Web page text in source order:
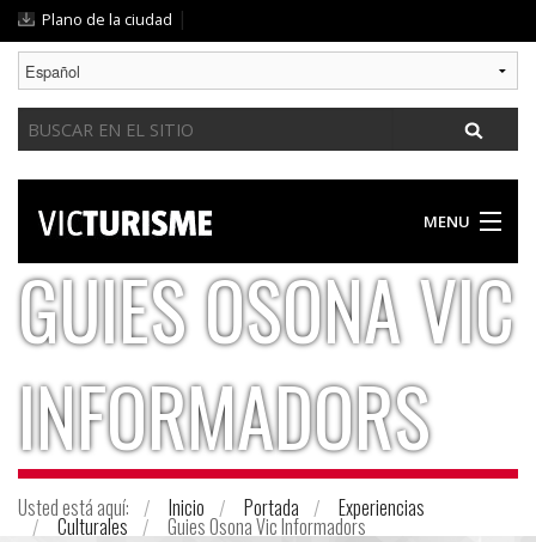
Plano de la ciudad |
Buscar
MENU
DESCUBRIR VIC
GASTRONOMIA / ALOJAMIENTO
GUÍA PRÁCTICA
GUIES OSONA VIC
INFORMADORS
Usted está aquí: Inicio Portada Experiencias
Culturales Guies Osona Vic Informadors